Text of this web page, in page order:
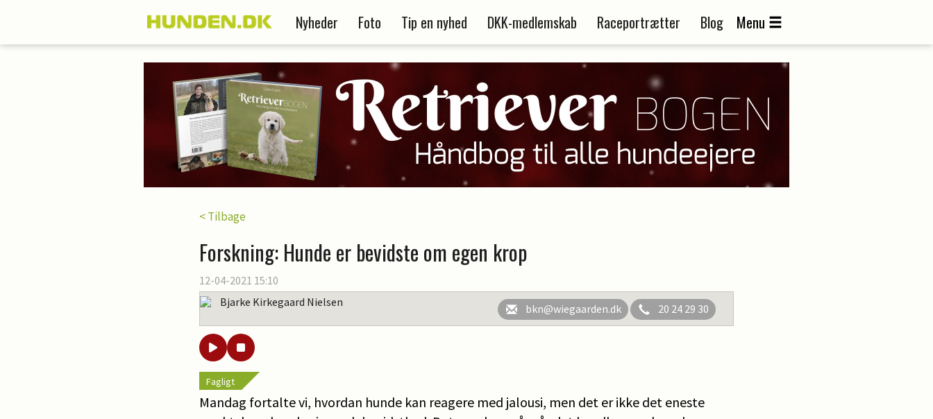
Nyheder Foto Tip en nyhed DKK-medlemskab Raceportrætter Blog Menu
< Tilbage
Forskning: Hunde er bevidste om egen krop
12-04-2021 15:10
Bjarke Kirkegaard Nielsen
bkn@wiegaarden.dk 20 24 29 30
Fagligt
Mandag fortalte vi, hvordan hunde kan reagere med jalousi, men det er ikke det eneste